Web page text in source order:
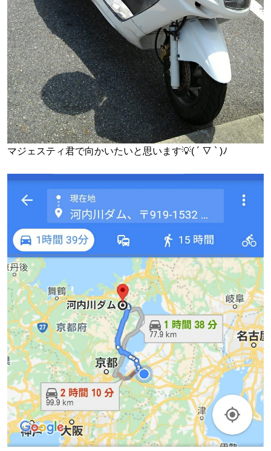
マジェスティ君で向かいたいと思います💡( ´ ▽ ` )ﾉ